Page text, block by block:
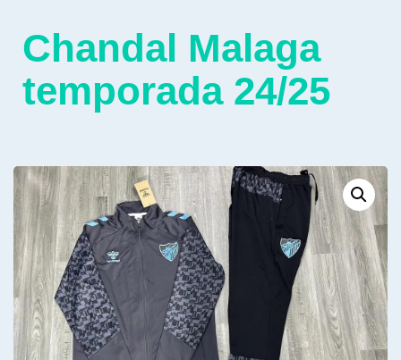
Chandal Malaga
temporada 24/25